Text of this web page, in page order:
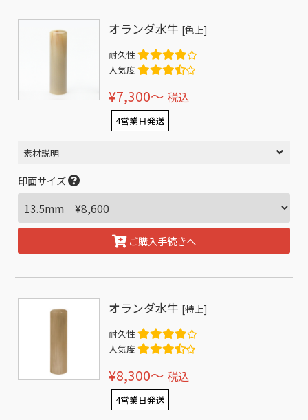
オランダ水牛 [色上]
耐久性
人気度
¥7,300〜 税込
4営業日発送
素材説明
印面サイズ
ご購入手続きへ
オランダ水牛 [特上]
耐久性
人気度
¥8,300〜 税込
4営業日発送